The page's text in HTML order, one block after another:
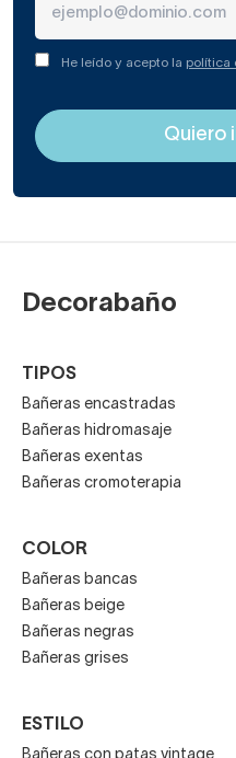
Según el faldón.
Podrás escoger
o imitación de madera.
Según prestaciones.
Las bañeras grandes
recreativo. Puedes
asientos (doble e
través de diversos
propiedades del agua
He leído y acepto la política
Decorabaño
TIPOS
Bañeras encastradas
Bañeras hidromasaje
Bañeras exentas
Bañeras cromoterapia
COLOR
Bañeras bancas
Bañeras beige
Bañeras negras
Bañeras grises
ESTILO